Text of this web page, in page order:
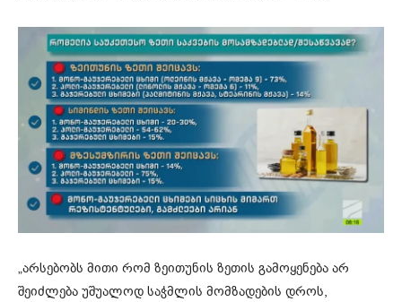
„არსებობს მითი რომ ზეითუნის ზეთის გამოყენება არ
შეიძლება უშუალოდ საჭმლის მომზადების დროს,